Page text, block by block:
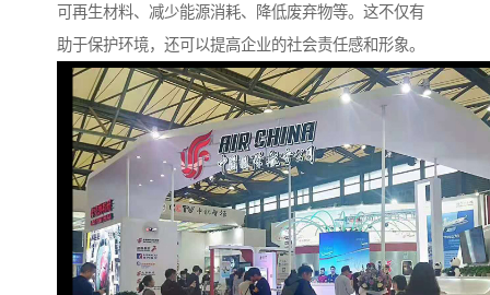
可再生材料、减少能源消耗、降低废弃物等。这不仅有
助于保护环境，还可以提高企业的社会责任感和形象。